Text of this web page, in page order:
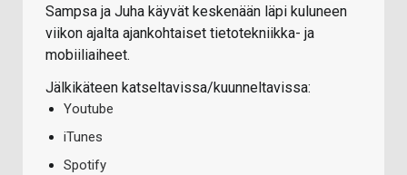
Sampsa ja Juha käyvät keskenään läpi kuluneen
viikon ajalta ajankohtaiset tietotekniikka- ja
mobiiliaiheet.
Jälkikäteen katseltavissa/kuunneltavissa:
Youtube
iTunes
Spotify